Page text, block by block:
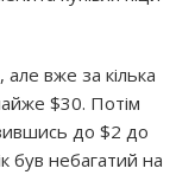
вже за кілька
$30. Потім
до $2 до
був небагатий на